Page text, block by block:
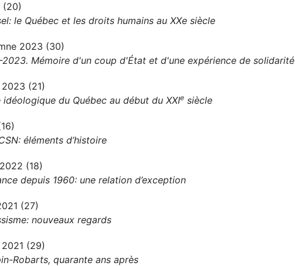
(20)
le Québec et les droits humains au XXe siècle
2023 (30)
2023. Mémoire d'un coup d'État et d'une expérience de solidarité
(21)
du Québec au début du XXIe siècle
éléments d’histoire
(18)
depuis 1960: une relation d’exception
(27)
nouveaux regards
(29)
Robarts, quarante ans après